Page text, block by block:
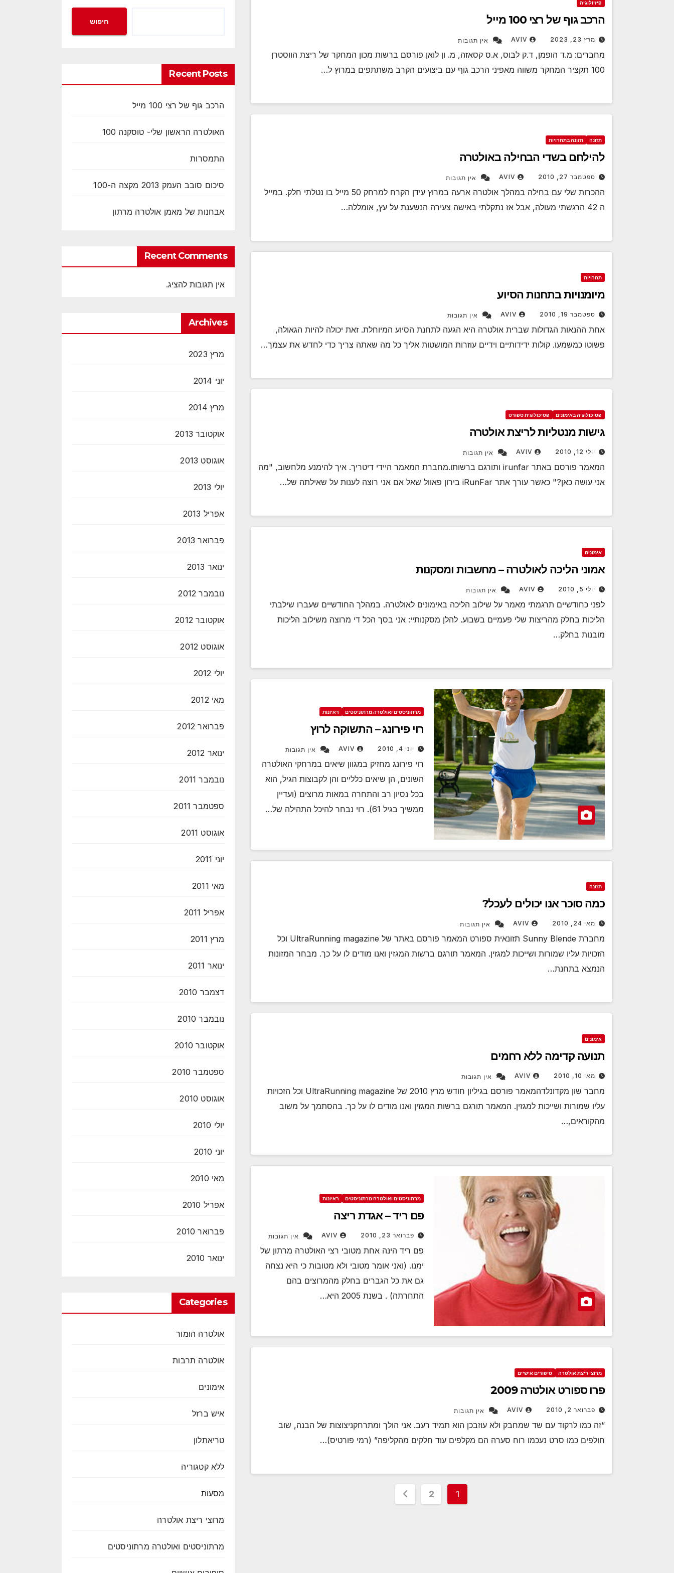
פיזיולוגיה
הרכב גוף של רצי 100 מייל
מרץ 23, 2023 AVIV אין תגובות
מחברים: מ.ד הופמן, ד.ק לבוס, א.ס קסאזה, מ. ון לואן פורסם ברשות מכון המחקר של ריצת הווסטרן
100 תקציר המחקר משווה מאפיני הרכב גוף עם ביצועים הקרב משתתפים במרוץ ל…
תזונה תזונה בתחרויות
להילחם בשדי הבחילה באולטרה
ספטמבר 27, 2010 AVIV אין תגובות
ההכרות שלי עם בחילה במהלך אולטרה ארעה במרוץ עידן הקרח למרחק 50 מייל בו נטלתי חלק. במייל
ה 42 הרגשתי מעולה, אבל אז נתקלתי באישה צעירה הנשענת על עץ, אומללה…
תחרויות
מיומנויות בתחנות הסיוע
ספטמבר 19, 2010 AVIV אין תגובות
אחת ההנאות הגדולות שברית אולטרה היא הגעה לתחנת הסיוע המיוחלת. זאת יכולה להיות הגאולה,
פשוטו כמשמעו. קולות ידידותיים וידיים עוזרות המושטות אליך כל מה שאתה צריך כדי לחדש את עצמך…
פסיכולוגיה באימונים פסיכולוגית ספורט
גישות מנטליות לריצת אולטרה
יולי 12, 2010 AVIV אין תגובות
המאמר פורסם באתר irunfar ותורגם ברשותו.מחברת המאמר היידי דיטריך. איך להימנע מלחשוב, "מה
אני עושה כאן?" כאשר עורך אתר iRunFar בירון פאוול שאל אם אני רוצה לענות על שאילתה של…
אימונים
אמוני הליכה לאולטרה – מחשבות ומסקנות
יולי 5, 2010 AVIV אין תגובות
לפני כחודשיים תרגמתי מאמר על שילוב הליכה באימונים לאולטרה. במהלך החודשיים שעברו שילבתי
הליכות בחלק מהריצות שלי פעמיים בשבוע. להלן מסקנותיי: אני בסך הכל די מרוצה משילוב הליכות
מובנות בחלק…
מרתוניסטים ואולטרה מרתוניסטים ראיונות
רוי פירונג – התשוקה לרוץ
יוני 4, 2010 AVIV אין תגובות
רוי פירונג מחזיק במגוון שיאים במרחקי האולטרה
השונים, הן שיאים כלליים והן לקבוצות הגיל, הוא
בכל נסיון רב והתחרה במאות מרוצים (ועדיין
ממשיך בגיל 61). רוי נבחר להיכל התהילה של…
תזונה
כמה סוכר אנו יכולים לעכל?
מאי 24, 2010 AVIV אין תגובות
מחברת Sunny Blende תזונאית ספורט המאמר פורסם באתר של UltraRunning magazine וכל
הזכויות עליו שמורות ושייכות למגזין. המאמר תורגם ברשות המגזין ואנו מודים לו על כך. מבחר המזונות
הנמצא בתחנת…
אימונים
תנועה קדימה ללא רחמים
מאי 10, 2010 AVIV אין תגובות
מחבר שון מקדונלדהמאמר פורסם בגיליון חודש מרץ 2010 של UltraRunning magazine וכל הזכויות
עליו שמורות ושייכות למגזין. המאמר תורגם ברשות המגזין ואנו מודים לו על כך. בהסתמך על משוב
מהקוראים,…
מרתוניסטים ואולטרה מרתוניסטים ראיונות
פם ריד – אגדת ריצה
פברואר 23, 2010 AVIV אין תגובות
פם ריד הינה אחת מטובי רצי האולטרה מרתון של
ימנו. (ואני אומר מטובי ולא מטובות כי היא נצחה
גם את כל הגברים בחלק מהמרוצים בהם
התחרתה) . בשנת 2005 היא…
מרוצי ריצת אולטרה סיפורים אישיים
פרו ספורט אולטרה 2009
פברואר 2, 2010 AVIV אין תגובות
“זה כמו לרקוד עם שד שמחבק ולא עוזבכן הוא תמיד רעב. אני הולך ומתרחקניצוצות של הבנה, שוב
חולפים כמו סרט נעכמו רוח סערה הם מקלפים עוד חלקים מהקליפה” (רמי פורטיס)…
Posts
1
2
חיפוש
Recent Posts
הרכב גוף של רצי 100 מייל
האולטרה הראשון שלי- טוסקנה 100
התמסרות
סיכום סובב העמק 2013 מקצה ה-100
אבחנות של מאמן אולטרה מרתון
Recent Comments
אין תגובות להציג.
Archives
מרץ 2023
יוני 2014
מרץ 2014
אוקטובר 2013
אוגוסט 2013
יולי 2013
אפריל 2013
פברואר 2013
ינואר 2013
נובמבר 2012
אוקטובר 2012
אוגוסט 2012
יולי 2012
מאי 2012
פברואר 2012
ינואר 2012
נובמבר 2011
ספטמבר 2011
אוגוסט 2011
יוני 2011
מאי 2011
אפריל 2011
מרץ 2011
ינואר 2011
דצמבר 2010
נובמבר 2010
אוקטובר 2010
ספטמבר 2010
אוגוסט 2010
יולי 2010
יוני 2010
מאי 2010
אפריל 2010
פברואר 2010
ינואר 2010
Categories
אולטרה הומור
אולטרה תרבות
אימונים
איש ברזל
טריאתלון
ללא קטגוריה
מסעות
מרוצי ריצת אולטרה
מרתוניסטים ואולטרה מרתוניסטים